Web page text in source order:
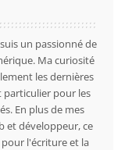
un passionné de
Ma curiosité
les dernières
particulier pour les
En plus de mes
et développeur, ce
l'écriture et la